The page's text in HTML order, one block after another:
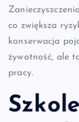
co zwiększa
konserwacja
żywotność, ale
pracy.